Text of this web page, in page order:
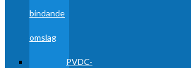
bindande
omslag
PVDC-